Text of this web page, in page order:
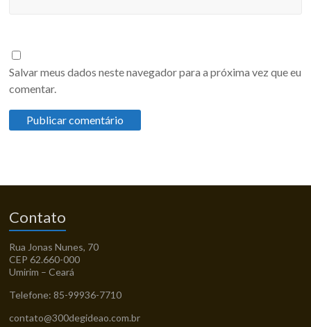
Salvar meus dados neste navegador para a próxima vez que eu
comentar.
Contato
Rua Jonas Nunes, 70
CEP 62.660-000
Umirim – Ceará
Telefone: 85-99936-7710
contato@300degideao.com.br